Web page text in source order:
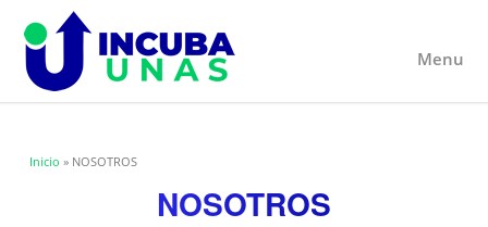
Menu
Usted está aquí
Inicio » NOSOTROS
NOSOTROS